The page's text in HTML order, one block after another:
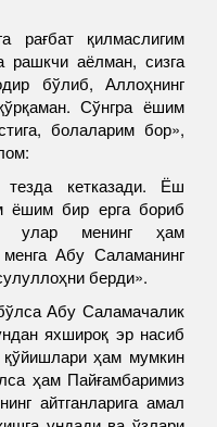
рағбат қилмаслигим
аёлман, сизга
бўлиб, Аллоҳнинг
Сўнгра ёшим
болаларим бор»,
кетказади. Ёш
ёшим бир ерга бориб
улар менинг ҳам
Абу Саламанинг
берди».
Абу Саламачалик
яхшироқ эр насиб
ҳам мумкин
ҳам Пайғамбаримиз
айтганларига амал